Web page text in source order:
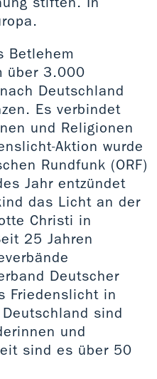
Betlehem
über 3.000
Deutschland
Es verbindet
und Religionen
Aktion wurde
Rundfunk (ORF)
Jahr entzündet
das Licht an der
Christi in
25 Jahren
Deutscher
Friedenslicht in
sind
und
sind es über 50